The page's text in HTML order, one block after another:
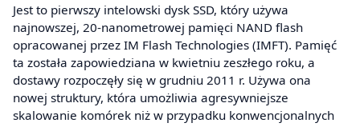
Jest to pierwszy intelowski dysk SSD, który używa
najnowszej, 20-nanometrowej pamięci NAND flash
opracowanej przez IM Flash Technologies (IMFT). Pamięć
ta została zapowiedziana w kwietniu zeszłego roku, a
dostawy rozpoczęły się w grudniu 2011 r. Używa ona
nowej struktury, która umożliwia agresywniejsze
skalowanie komórek niż w przypadku konwencjonalnych